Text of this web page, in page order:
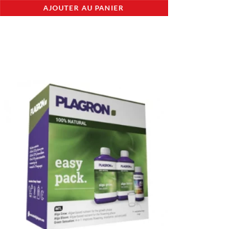
AJOUTER AU PANIER